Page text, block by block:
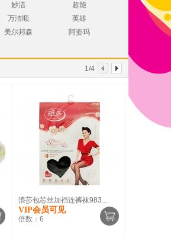
妙洁
超能
万洁顺
英雄
美尔邦森
阿姿玛
1/4
浪莎包芯丝加裆连裤袜983...
VIP会员可见
倍数： 6